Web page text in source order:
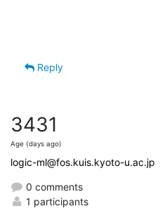
Reply
3431
Age (days ago)
logic-ml@fos.kuis.kyoto-u.ac.jp
0 comments
1 participants